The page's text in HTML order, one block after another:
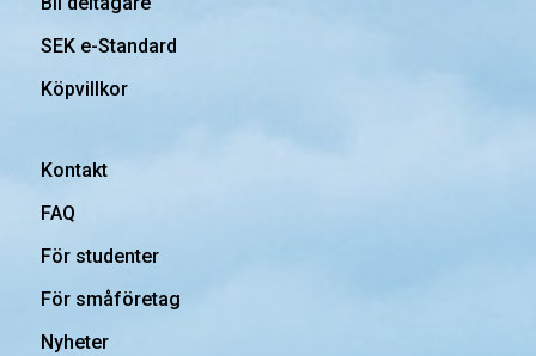
SEK e-Standard
Köpvillkor
Kontakt
FAQ
För studenter
För småföretag
Nyheter